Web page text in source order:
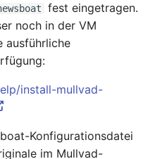
fest eingetragen.
noch in der VM
ausführliche
install-mullvad-
Konfigurationsdatei
im Mullvad-